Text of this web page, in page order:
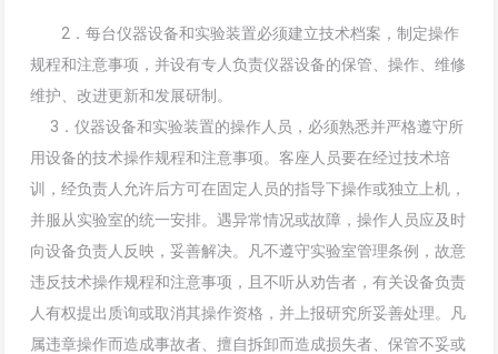
2．每台仪器设备和实验装置必须建立技术档案，制定操作
规程和注意事项，并设有专人负责仪器设备的保管、操作、维修
维护、改进更新和发展研制。
3．仪器设备和实验装置的操作人员，必须熟悉并严格遵守所
用设备的技术操作规程和注意事项。客座人员要在经过技术培
训，经负责人允许后方可在固定人员的指导下操作或独立上机，
并服从实验室的统一安排。遇异常情况或故障，操作人员应及时
向设备负责人反映，妥善解决。凡不遵守实验室管理条例，故意
违反技术操作规程和注意事项，且不听从劝告者，有关设备负责
人有权提出质询或取消其操作资格，并上报研究所妥善处理。凡
属违章操作而造成事故者、擅自拆卸而造成损失者、保管不妥或